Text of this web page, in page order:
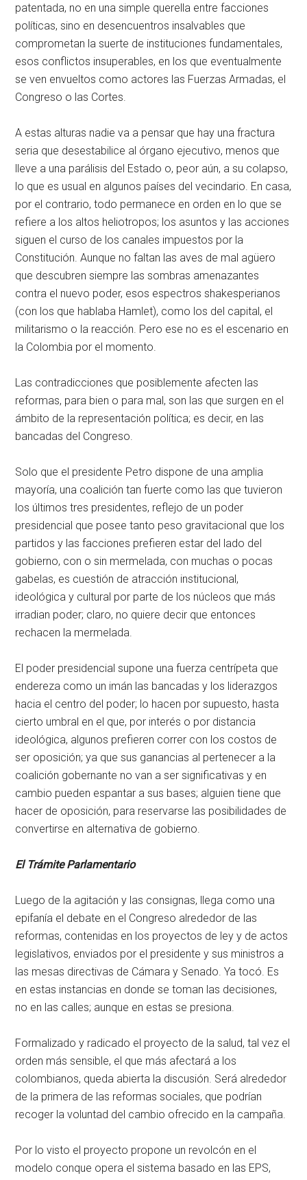
patentada, no en una simple querella entre facciones
políticas, sino en desencuentros insalvables que
comprometan la suerte de instituciones fundamentales,
esos conflictos insuperables, en los que eventualmente
se ven envueltos como actores las Fuerzas Armadas, el
Congreso o las Cortes.
A estas alturas nadie va a pensar que hay una fractura
seria que desestabilice al órgano ejecutivo, menos que
lleve a una parálisis del Estado o, peor aún, a su colapso,
lo que es usual en algunos países del vecindario. En casa,
por el contrario, todo permanece en orden en lo que se
refiere a los altos heliotropos; los asuntos y las acciones
siguen el curso de los canales impuestos por la
Constitución. Aunque no faltan las aves de mal agüero
que descubren siempre las sombras amenazantes
contra el nuevo poder, esos espectros shakesperianos
(con los que hablaba Hamlet), como los del capital, el
militarismo o la reacción. Pero ese no es el escenario en
la Colombia por el momento.
Las contradicciones que posiblemente afecten las
reformas, para bien o para mal, son las que surgen en el
ámbito de la representación política; es decir, en las
bancadas del Congreso.
Solo que el presidente Petro dispone de una amplia
mayoría, una coalición tan fuerte como las que tuvieron
los últimos tres presidentes, reflejo de un poder
presidencial que posee tanto peso gravitacional que los
partidos y las facciones prefieren estar del lado del
gobierno, con o sin mermelada, con muchas o pocas
gabelas, es cuestión de atracción institucional,
ideológica y cultural por parte de los núcleos que más
irradian poder; claro, no quiere decir que entonces
rechacen la mermelada.
El poder presidencial supone una fuerza centrípeta que
endereza como un imán las bancadas y los liderazgos
hacia el centro del poder; lo hacen por supuesto, hasta
cierto umbral en el que, por interés o por distancia
ideológica, algunos prefieren correr con los costos de
ser oposición; ya que sus ganancias al pertenecer a la
coalición gobernante no van a ser significativas y en
cambio pueden espantar a sus bases; alguien tiene que
hacer de oposición, para reservarse las posibilidades de
convertirse en alternativa de gobierno.
El Trámite Parlamentario
Luego de la agitación y las consignas, llega como una
epifanía el debate en el Congreso alrededor de las
reformas, contenidas en los proyectos de ley y de actos
legislativos, enviados por el presidente y sus ministros a
las mesas directivas de Cámara y Senado. Ya tocó. Es
en estas instancias en donde se toman las decisiones,
no en las calles; aunque en estas se presiona.
Formalizado y radicado el proyecto de la salud, tal vez el
orden más sensible, el que más afectará a los
colombianos, queda abierta la discusión. Será alrededor
de la primera de las reformas sociales, que podrían
recoger la voluntad del cambio ofrecido en la campaña.
Por lo visto el proyecto propone un revolcón en el
modelo conque opera el sistema basado en las EPS,